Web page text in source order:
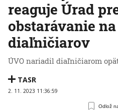
reaguje Úrad
obstarávanie
diaľničiarov
ÚVO nariadil diaľničiarom
TASR
2. 11. 2023 11:36:59
Odlož